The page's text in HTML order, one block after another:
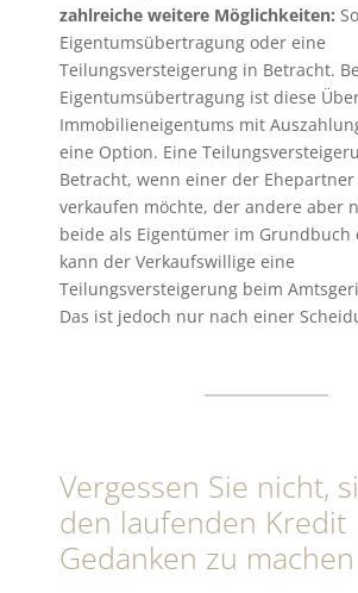
zahlreiche weitere Möglichkeiten:
Eigentumsübertragung oder eine
Teilungsversteigerung in Betracht.
Eigentumsübertragung ist diese
Immobilieneigentums mit
eine Option. Eine
Betracht, wenn einer der Ehepartner
verkaufen möchte, der andere aber
beide als Eigentümer im Grundbuch
kann der Verkaufswillige eine
Teilungsversteigerung beim
Das ist jedoch nur nach einer
Vergessen Sie nicht,
den laufenden Kredit
Gedanken zu machen